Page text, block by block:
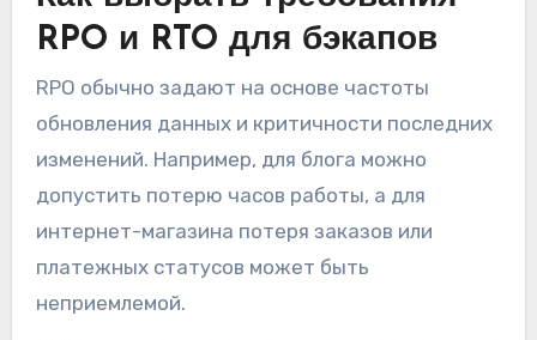
RPO и RTO для бэкапов
RPO обычно задают на основе частоты
обновления данных и критичности последних
изменений. Например, для блога можно
допустить потерю часов работы, а для
интернет-магазина потеря заказов или
платежных статусов может быть
неприемлемой.